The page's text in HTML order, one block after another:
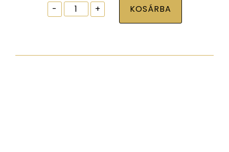
-
Ablak
tokrögzítõ
7,5x72
+ KOSÁRBA